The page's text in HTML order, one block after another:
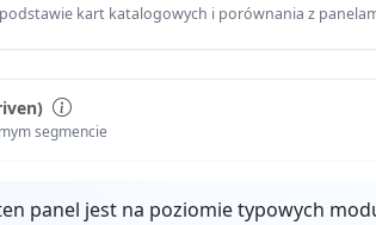
kart katalogowych i porównania z
segmencie
panel jest na poziomie typowych